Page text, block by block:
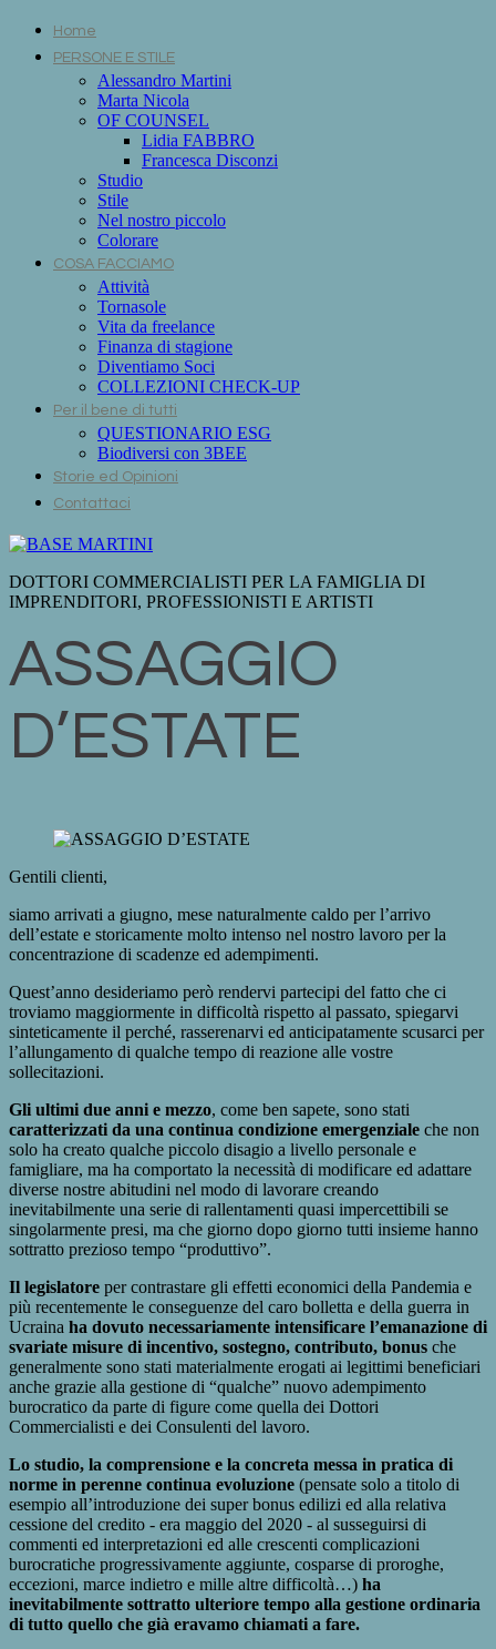
Home
PERSONE E STILE
Alessandro Martini
Marta Nicola
OF COUNSEL
Lidia FABBRO
Francesca Disconzi
Studio
Stile
Nel nostro piccolo
Colorare
COSA FACCIAMO
Attività
Tornasole
Vita da freelance
Finanza di stagione
Diventiamo Soci
COLLEZIONI CHECK-UP
Per il bene di tutti
QUESTIONARIO ESG
Biodiversi con 3BEE
Storie ed Opinioni
Contattaci
DOTTORI COMMERCIALISTI PER LA FAMIGLIA DI
IMPRENDITORI, PROFESSIONISTI E ARTISTI
ASSAGGIO
D’ESTATE
Gentili clienti,
siamo arrivati a giugno, mese naturalmente caldo per l’arrivo
dell’estate e storicamente molto intenso nel nostro lavoro per la
concentrazione di scadenze ed adempimenti.
Quest’anno desideriamo però rendervi partecipi del fatto che ci
troviamo maggiormente in difficoltà rispetto al passato, spiegarvi
sinteticamente il perché, rasserenarvi ed anticipatamente scusarci per
l’allungamento di qualche tempo di reazione alle vostre
sollecitazioni.
Gli ultimi due anni e mezzo, come ben sapete, sono stati
caratterizzati da una continua condizione emergenziale che non
solo ha creato qualche piccolo disagio a livello personale e
famigliare, ma ha comportato la necessità di modificare ed adattare
diverse nostre abitudini nel modo di lavorare creando
inevitabilmente una serie di rallentamenti quasi impercettibili se
singolarmente presi, ma che giorno dopo giorno tutti insieme hanno
sottratto prezioso tempo “produttivo”.
Il legislatore per contrastare gli effetti economici della Pandemia e
più recentemente le conseguenze del caro bolletta e della guerra in
Ucraina ha dovuto necessariamente intensificare l’emanazione di
svariate misure di incentivo, sostegno, contributo, bonus che
generalmente sono stati materialmente erogati ai legittimi beneficiari
anche grazie alla gestione di “qualche” nuovo adempimento
burocratico da parte di figure come quella dei Dottori
Commercialisti e dei Consulenti del lavoro.
Lo studio, la comprensione e la concreta messa in pratica di
norme in perenne continua evoluzione (pensate solo a titolo di
esempio all’introduzione dei super bonus edilizi ed alla relativa
cessione del credito - era maggio del 2020 - al susseguirsi di
commenti ed interpretazioni ed alle crescenti complicazioni
burocratiche progressivamente aggiunte, cosparse di proroghe,
eccezioni, marce indietro e mille altre difficoltà…) ha
inevitabilmente sottratto ulteriore tempo alla gestione ordinaria
di tutto quello che già eravamo chiamati a fare.